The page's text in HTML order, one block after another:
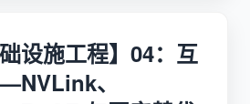
础设施工程】04：互
、